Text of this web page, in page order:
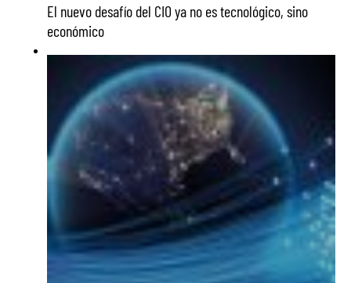
El nuevo desafío del CIO ya no es tecnológico, sino
económico